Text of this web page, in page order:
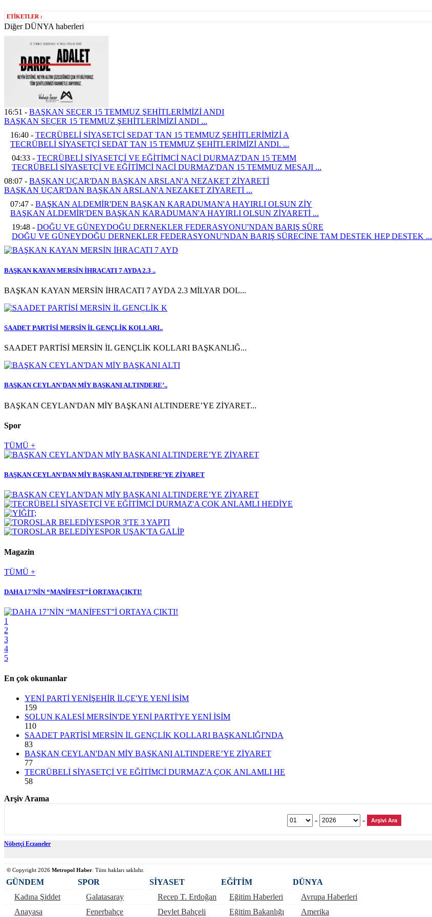
ETİKETLER :
Diğer DÜNYA haberleri
16:51 - BAŞKAN SEÇER 15 TEMMUZ ŞEHİTLERİMİZİ ANDI
BAŞKAN SEÇER 15 TEMMUZ ŞEHİTLERİMİZİ ANDI ...
16:40 - TECRÜBELİ SİYASETÇİ SEDAT TAN 15 TEMMUZ ŞEHİTLERİMİZİ A
TECRÜBELİ SİYASETÇİ SEDAT TAN 15 TEMMUZ ŞEHİTLERİMİZİ ANDI. ...
04:33 - TECRÜBELİ SİYASETÇİ VE EĞİTİMCİ NACİ DURMAZ'DAN 15 TEMM
TECRÜBELİ SİYASETÇİ VE EĞİTİMCİ NACİ DURMAZ'DAN 15 TEMMUZ MESAJI ...
08:07 - BAŞKAN UÇAR'DAN BAŞKAN ARSLAN'A NEZAKET ZİYARETİ
BAŞKAN UÇAR'DAN BAŞKAN ARSLAN'A NEZAKET ZİYARETİ ...
07:47 - BAŞKAN ALDEMİR'DEN BAŞKAN KARADUMAN'A HAYIRLI OLSUN ZİY
BAŞKAN ALDEMİR'DEN BAŞKAN KARADUMAN'A HAYIRLI OLSUN ZİYARETİ ...
19:48 - DOĞU VE GÜNEYDOĞU DERNEKLER FEDERASYONU'NDAN BARIŞ SÜRE
DOĞU VE GÜNEYDOĞU DERNEKLER FEDERASYONU'NDAN BARIŞ SÜRECİNE TAM DESTEK HEP DESTEK ...
BAŞKAN KAYAN MERSİN İHRACATI 7 AYDA 2.3 ..
BAŞKAN KAYAN MERSİN İHRACATI 7 AYDA 2.3 MİLYAR DOL...
SAADET PARTİSİ MERSİN İL GENÇLİK KOLLARI..
SAADET PARTİSİ MERSİN İL GENÇLİK KOLLARI BAŞKANLIĞ...
BAŞKAN CEYLAN'DAN MİY BAŞKANI ALTINDERE’..
BAŞKAN CEYLAN'DAN MİY BAŞKANI ALTINDERE’YE ZİYARET...
Spor
TÜMÜ +
BAŞKAN CEYLAN'DAN MİY BAŞKANI ALTINDERE’YE ZİYARET
Magazin
TÜMÜ +
DAHA 17’NİN “MANİFEST”İ ORTAYA ÇIKTI!
1
2
3
4
5
En çok okunanlar
YENİ PARTİ YENİŞEHİR İLÇE'YE YENİ İSİM
159
SOLUN KALESİ MERSİN'DE YENİ PARTİ'YE YENİ İSİM
110
SAADET PARTİSİ MERSİN İL GENÇLİK KOLLARI BAŞKANLIĞI'NDA
83
BAŞKAN CEYLAN'DAN MİY BAŞKANI ALTINDERE’YE ZİYARET
77
TECRÜBELİ SİYASETÇİ VE EĞİTİMCİ DURMAZ'A ÇOK ANLAMLI HE
58
Arşiv Arama
- -
Nöbetçi Eczaneler
© Copyright 2026 Metropol Haber . Tüm hakları saklıdır.
GÜNDEM
Kadına Şiddet
Anayasa
SPOR
Galatasaray
Fenerbahçe
SİYASET
Recep T. Erdoğan
Devlet Bahçeli
EĞİTİM
Eğitim Haberleri
Eğitim Bakanlığı
DÜNYA
Avrupa Haberleri
Amerika